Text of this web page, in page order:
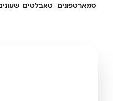
סמארטפונים טאבלטים